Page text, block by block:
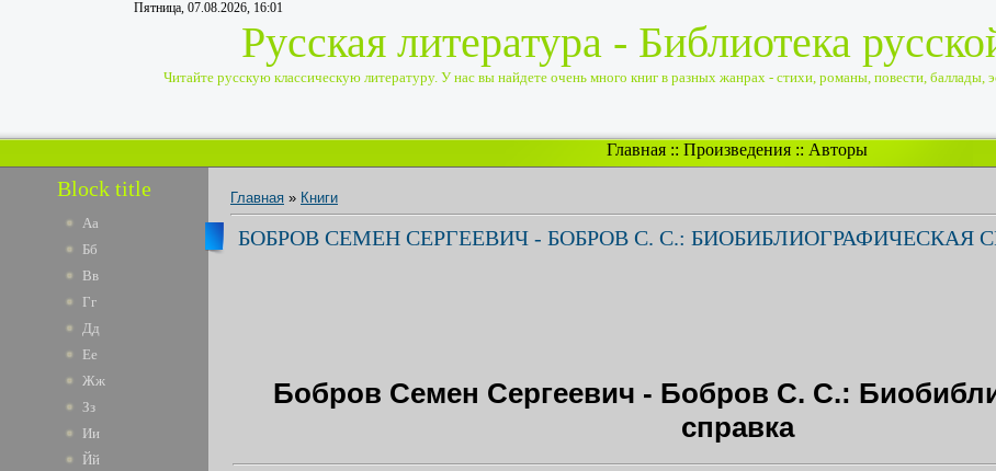
Пятница, 07.08.2026, 16:01
Русская литература - Библиотека
Читайте русскую классическую литературу. У нас вы найдете очень много книг в разных жанрах - стихи, романы, повести, баллады,
Главная :: Произведения :: Авторы
Block title
Аа
Бб
Вв
Гг
Дд
Ее
Жж
Зз
Ии
Йй
Главная » Книги
БОБРОВ СЕМЕН СЕРГЕЕВИЧ - БОБРОВ С. С.: БИОБИБЛИОГРАФИЧЕСКАЯ
Бобров Семен Сергеевич - Бобров С. С.:
справка